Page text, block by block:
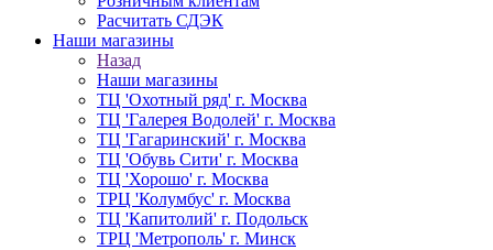
Расчитать СДЭК
Наши магазины
Назад
Наши магазины
ТЦ 'Охотный ряд' г. Москва
ТЦ 'Галерея Водолей' г. Москва
ТЦ 'Гагаринский' г. Москва
ТЦ 'Обувь Сити' г. Москва
ТЦ 'Хорошо' г. Москва
ТРЦ 'Колумбус' г. Москва
ТЦ 'Капитолий' г. Подольск
ТРЦ 'Метрополь' г. Минск